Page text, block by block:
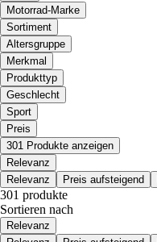
Motorrad-Marke
Sortiment
Altersgruppe
Merkmal
Produkttyp
Geschlecht
Sport
Preis
301 Produkte anzeigen
Relevanz
Relevanz
Preis aufsteigend
301 produkte
Sortieren nach
Relevanz